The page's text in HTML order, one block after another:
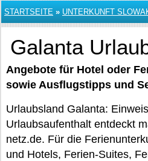
STARTSEITE » UNTERKUNFT
Galanta
Angebote für Hotel oder
sowie Ausflugstipps und
Urlaubsland Galanta:
Urlaubsaufenthalt entdeckt
netz.de. Für die
und Hotels, Ferien-Suites,